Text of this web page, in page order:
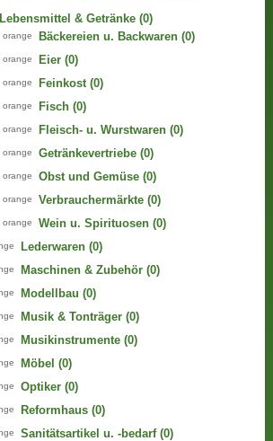
Lebensmittel & Getränke (0)
Bäckereien u. Backwaren (0)
Eier (0)
Feinkost (0)
Fisch (0)
Fleisch- u. Wurstwaren (0)
Getränkevertriebe (0)
Obst und Gemüse (0)
Verbrauchermärkte (0)
Wein u. Spirituosen (0)
Lederwaren (0)
Maschinen & Zubehör (0)
Modellbau (0)
Musik & Tonträger (0)
Musikinstrumente (0)
Möbel (0)
Optiker (0)
Reformhaus (0)
Sanitätsartikel u. -bedarf (0)